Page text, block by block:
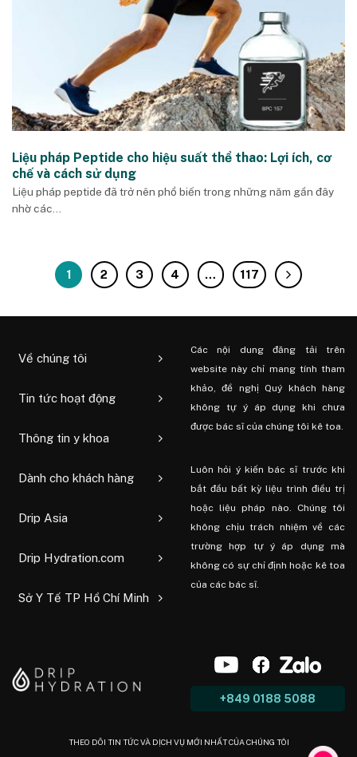
Liệu pháp Peptide cho hiệu suất thể thao: Lợi ích, cơ
chế và cách sử dụng
Liệu pháp peptide đã trở nên phổ biến trong những năm gần đây
nhờ các...
1 2 3 4 … 117
Về chúng tôi
Tin tức hoạt động
Thông tin y khoa
Dành cho khách hàng
Drip Asia
Drip Hydration.com
Sở Y Tế TP Hồ Chí Minh
Các nội dung đăng tải trên
website này chỉ mang tính tham
khảo, đề nghị Quý khách hàng
không tự ý áp dụng khi chưa
được bác sĩ của chúng tôi kê toa.
Luôn hỏi ý kiến ​​bác sĩ trước khi
bắt đầu bất kỳ liệu trình điều trị
hoặc liệu pháp nào. Chúng tôi
không chịu trách nhiệm về các
trường hợp tự ý áp dụng mà
không có sự chỉ định hoặc kê toa
của các bác sĩ.
+849 0188 5088
THEO DÕI TIN TỨC VÀ DỊCH VỤ MỚI NHẤT CỦA CHÚNG TÔI